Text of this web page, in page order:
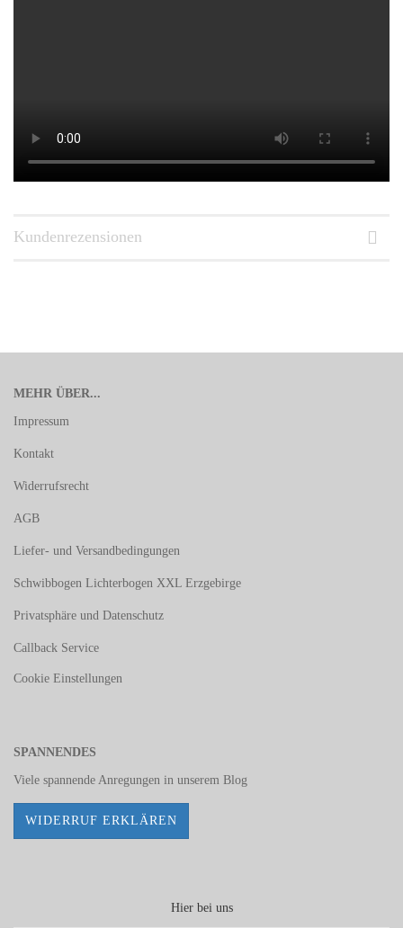
Kundenrezensionen
MEHR ÜBER...
Impressum
Kontakt
Widerrufsrecht
AGB
Liefer- und Versandbedingungen
Schwibbogen Lichterbogen XXL Erzgebirge
Privatsphäre und Datenschutz
Callback Service
Cookie Einstellungen
SPANNENDES
Viele spannende Anregungen in unserem Blog
WIDERRUF ERKLÄREN
Hier bei uns